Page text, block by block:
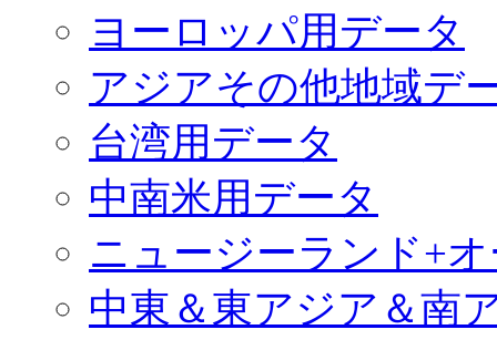
ヨーロッパ用データ
アジアその他地域デ
台湾用データ
中南米用データ
ニュージーランド+
中東＆東アジア＆南